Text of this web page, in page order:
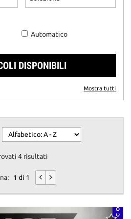
Automatico
DISPONIBILI
Mostra tutti
4 risultati
1 di 1